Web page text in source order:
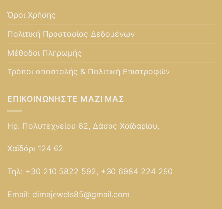
Όροι Χρήσης
Πολιτική Προστασίας Δεδομένων
Μέθοδοι Πληρωμής
Τρόποι αποστολής & Πολιτική Επιστροφών
ΕΠΙΚΟΙΝΩΝΉΣΤΕ ΜΑΖΊ ΜΑΣ
Ηρ. Πολυτεχνείου 62, Δάσος Χαϊδαρίου,
Χαϊδάρι 124 62
Τηλ: +30 210 5822 592, +30 6984 224 290
Email: dimajewels85@gmail.com